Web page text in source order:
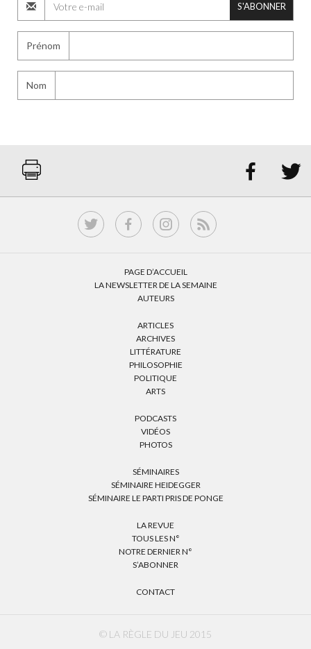
S'ABONNER
Prénom
Nom
 
PAGE D’ACCUEIL
LA NEWSLETTER DE LA SEMAINE
AUTEURS
ARTICLES
ARCHIVES
LITTÉRATURE
PHILOSOPHIE
POLITIQUE
ARTS
PODCASTS
VIDÉOS
PHOTOS
SÉMINAIRES
SÉMINAIRE HEIDEGGER
SÉMINAIRE LE PARTI PRIS DE PONGE
LA REVUE
TOUS LES N°
NOTRE DERNIER N°
S’ABONNER
CONTACT
© LA RÈGLE DU JEU 2015